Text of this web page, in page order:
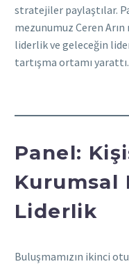
stratejiler paylaştılar.
mezunumuz Ceren
liderlik ve geleceğin
tartışma ortamı yarattı.
Panel:
Kurumsal
Liderlik
Buluşmamızın ikinci